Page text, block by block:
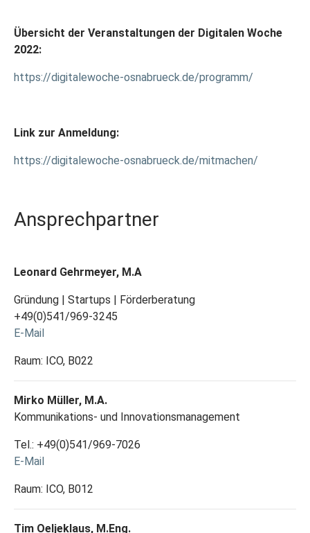
Übersicht der Veranstaltungen der Digitalen Woche
2022:
https://digitalewoche-osnabrueck.de/programm/
Link zur Anmeldung:
https://digitalewoche-osnabrueck.de/mitmachen/
Ansprechpartner
Leonard Gehrmeyer, M.A
Gründung | Startups | Förderberatung
+49(0)541/969-3245
E-Mail
Raum: ICO, B022
Mirko Müller, M.A.
Kommunikations- und Innovationsmanagement
Tel.: +49(0)541/969-7026
E-Mail
Raum: ICO, B012
Tim Oeljeklaus, M.Eng.